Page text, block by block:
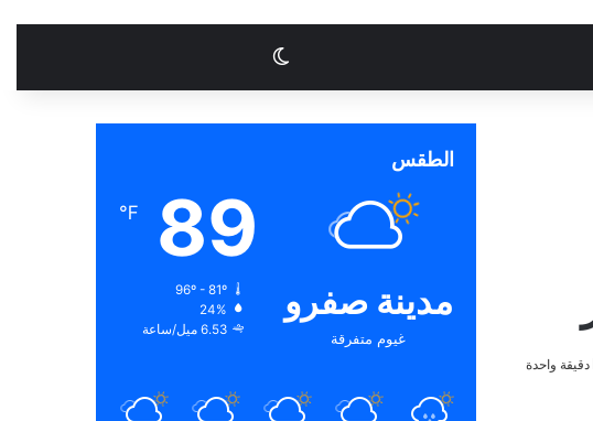
الوضع المظلم
دقيقة واحدة
الطقس
مدينة صفرو
غيوم متفرقة
89
℉
96º - 81º
24%
6.53 ميل/ساعة